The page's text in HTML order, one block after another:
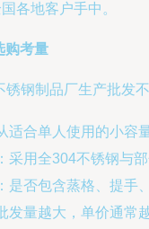
各地客户手中。
购考量
锈钢制品厂生产批发
适合单人使用的小容
：采用全304不锈钢与
是否包含蒸格、提手
发量越大，单价通常